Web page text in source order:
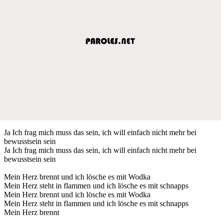
Ja Ich frag mich muss das sein, ich will einfach nicht mehr bei
bewusstsein sein
Ja Ich frag mich muss das sein, ich will einfach nicht mehr bei
bewusstsein sein
Mein Herz brennt und ich lösche es mit Wodka
Mein Herz steht in flammen und ich lösche es mit schnapps
Mein Herz brennt und ich lösche es mit Wodka
Mein Herz steht in flammen und ich lösche es mit schnapps
Mein Herz brennt